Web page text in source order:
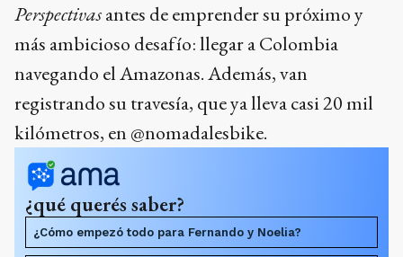
Perspectivasantes de emprender su próximo y
más ambicioso desafío: llegar a Colombia
navegando el Amazonas. Además, van
registrando su travesía, que ya lleva casi 20 mil
kilómetros, en @nomadalesbike.
¿qué querés saber?
¿Cómo empezó todo para Fernando y Noelia?